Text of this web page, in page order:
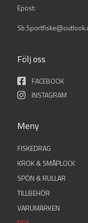
Epost:
Följ oss
FACEBOOK
INSTAGRAM
Meny
FISKEDRAG
KROK & SMÅPLOCK
SPÖN & RULLAR
TILLBEHÖR
VARUMÄRKEN